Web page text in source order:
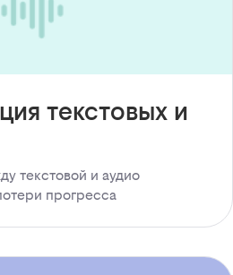
текстовых и
текстовой и аудио
прогресса